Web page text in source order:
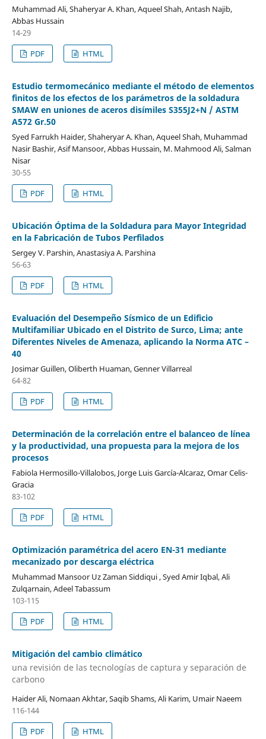
Muhammad Ali, Shaheryar A. Khan, Aqueel Shah, Antash Najib,
Abbas Hussain
14-29
PDF
HTML
Estudio termomecánico mediante el método de elementos
finitos de los efectos de los parámetros de la soldadura
SMAW en uniones de aceros disímiles S355J2+N / ASTM
A572 Gr.50
Syed Farrukh Haider, Shaheryar A. Khan, Aqueel Shah, Muhammad
Nasir Bashir, Asif Mansoor, Abbas Hussain, M. Mahmood Ali, Salman
Nisar
30-55
PDF
HTML
Ubicación Óptima de la Soldadura para Mayor Integridad
en la Fabricación de Tubos Perfilados
Sergey V. Parshin, Anastasiya A. Parshina
56-63
PDF
HTML
Evaluación del Desempeño Sísmico de un Edificio
Multifamiliar Ubicado en el Distrito de Surco, Lima; ante
Diferentes Niveles de Amenaza, aplicando la Norma ATC –
40
Josimar Guillen, Oliberth Huaman, Genner Villarreal
64-82
PDF
HTML
Determinación de la correlación entre el balanceo de línea
y la productividad, una propuesta para la mejora de los
procesos
Fabiola Hermosillo-Villalobos, Jorge Luis García-Alcaraz, Omar Celis-
Gracia
83-102
PDF
HTML
Optimización paramétrica del acero EN-31 mediante
mecanizado por descarga eléctrica
Muhammad Mansoor Uz Zaman Siddiqui , Syed Amir Iqbal, Ali
Zulqarnain, Adeel Tabassum
103-115
PDF
HTML
Mitigación del cambio climático
una revisión de las tecnologías de captura y separación de
carbono
Haider Ali, Nomaan Akhtar, Saqib Shams, Ali Karim, Umair Naeem
116-144
PDF
HTML